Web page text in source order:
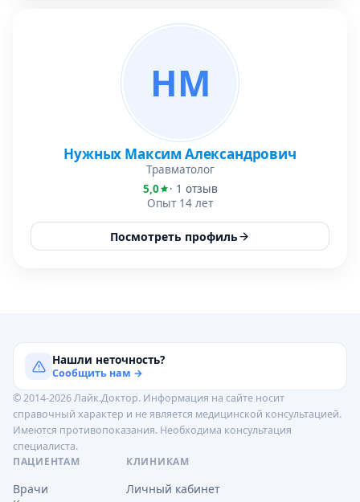
НМ
Нужных Максим Александрович
Травматолог
5,0
· 1 отзыв
Опыт 14 лет
Посмотреть профиль
Нашли неточность?
Сообщить нам →
© 2014-2026 Лайк.Доктор. Информация на сайте носит
справочный характер и не является медицинской консультацией.
Имеются противопоказания. Необходима консультация
специалиста.
ПАЦИЕНТАМ
Врачи
КЛИНИКАМ
Личный кабинет